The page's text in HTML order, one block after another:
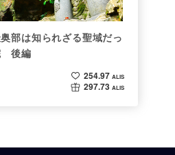
部は知られざる聖域だっ
後編
254.97 ALIS
297.73 ALIS